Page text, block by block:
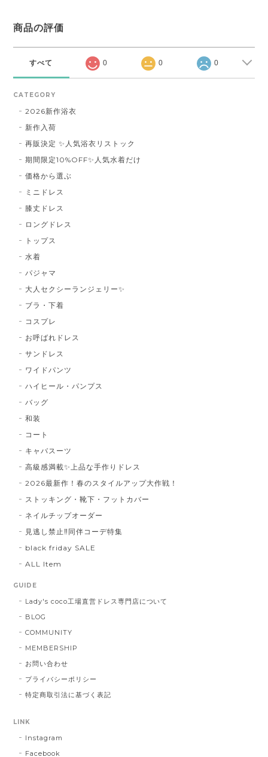
商品の評価
すべて 0 0 0
CATEGORY
2026新作浴衣
新作入荷
再販決定 ✨人気浴衣リストック
期間限定10%OFF✨人気水着だけ
価格から選ぶ
ミニドレス
膝丈ドレス
ロングドレス
トップス
水着
パジャマ
大人セクシーランジェリー✨
ブラ・下着
コスプレ
お呼ばれドレス
サンドレス
ワイドパンツ
ハイヒール・パンプス
バッグ
和装
コート
キャバスーツ
高級感満載✨上品な手作りドレス
2026最新作！春のスタイルアップ大作戦！
ストッキング・靴下・フットカバー
ネイルチップオーダー
見逃し禁止‼同伴コーデ特集
black friday SALE
ALL Item
GUIDE
Lady's coco工場直営ドレス専門店について
BLOG
COMMUNITY
MEMBERSHIP
お問い合わせ
プライバシーポリシー
特定商取引法に基づく表記
LINK
Instagram
Facebook